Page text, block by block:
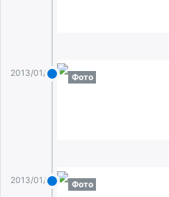
2013/01/16 Фото
2013/01/16 Фото